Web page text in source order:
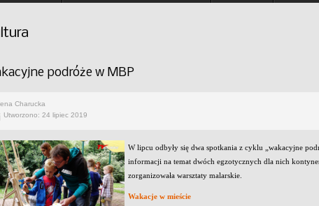
podróże w MBP
Charucka
Utworzono: 24 lipiec 2019
W lipcu odbyły się dwa spotkania z cyklu „wakacyjne
informacji na temat dwóch egzotycznych dla nich
zorganizowała warsztaty malarskie.
Wakacje w mieście